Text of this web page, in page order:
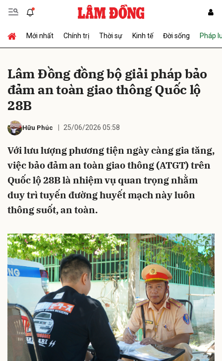
Mới nhất Chính trị Thời sự Kinh tế Đời sống Pháp
Lâm Đồng đồng bộ giải pháp bảo
đảm an toàn giao thông Quốc lộ
28B
Hữu Phúc 25/06/2026 05:58
Với lưu lượng phương tiện ngày càng gia tăng,
việc bảo đảm an toàn giao thông (ATGT) trên
Quốc lộ 28B là nhiệm vụ quan trọng nhằm
duy trì tuyến đường huyết mạch này luôn
thông suốt, an toàn.
Gửi bình luận
Hủy Gửi